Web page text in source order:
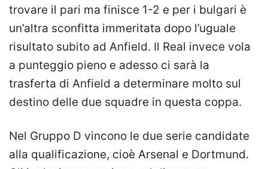
trovare il pari ma finisce 1-2 e per i bulgari è
un’altra sconfitta immeritata dopo l’uguale
risultato subito ad Anfield. Il Real invece vola
a punteggio pieno e adesso ci sarà la
trasferta di Anfield a determinare molto sul
destino delle due squadre in questa coppa.
Nel Gruppo D vincono le due serie candidate
alla qualificazione, cioè Arsenal e Dortmund.